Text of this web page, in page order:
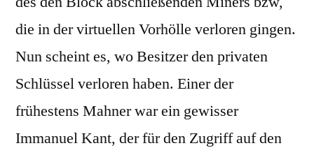
die in der virtuellen Vorhölle verloren gingen.
Nun scheint es, wo Besitzer den privaten
Schlüssel verloren haben. Einer der
frühestens Mahner war ein gewisser
Immanuel Kant, der für den Zugriff auf den